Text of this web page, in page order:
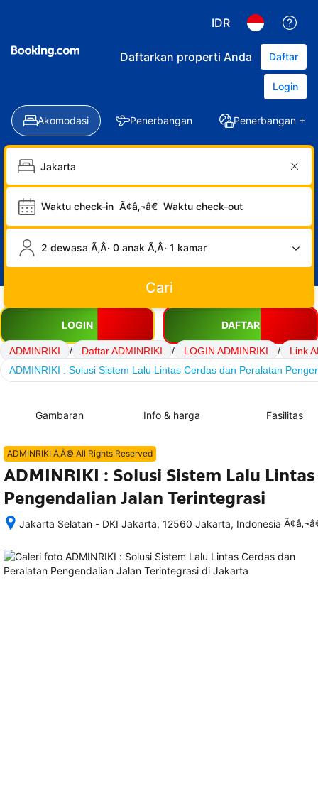
IDR
Daftarkan properti Anda Daftar
Login
Akomodasi Penerbangan Penerbangan +
Waktu check-in Ã¢â‚¬â€ Waktu check-out
2 dewasa Ã‚Â· 0 anak Ã‚Â· 1 kamar
Cari
LOGIN DAFTAR
ADMINRIKI / Daftar ADMINRIKI / LOGIN ADMINRIKI /
Link
ADMINRIKI : Solusi Sistem Lalu Lintas Cerdas dan Peralatan
Gambaran Info & harga Fasilitas
ADMINRIKI Ã‚Â© All Rights Reserved
ADMINRIKI : Solusi Sistem Lalu
Pengendalian Jalan Terintegrasi
Jakarta Selatan - DKI Jakarta, 12560 Jakarta, Indonesia
memesan,
semua